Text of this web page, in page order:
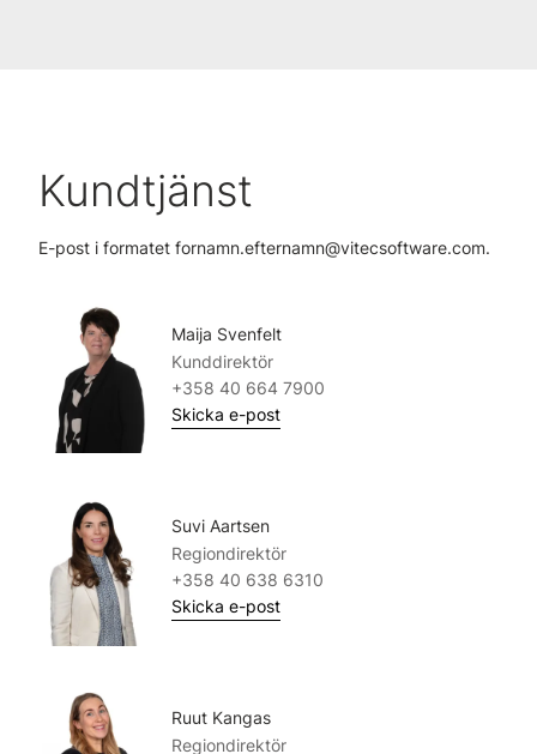
Kundtjänst
E-post i formatet fornamn.efternamn@vitecsoftware.com.
Maija Svenfelt
Kunddirektör
+358 40 664 7900
Skicka e-post
Suvi Aartsen
Regiondirektör
+358 40 638 6310
Skicka e-post
Ruut Kangas
Regiondirektör